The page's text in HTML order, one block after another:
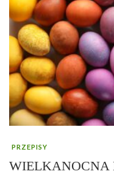
PRZEPISY
WIELKANOCNA